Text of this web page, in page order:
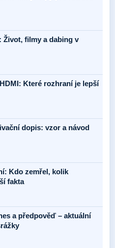
Život, filmy a dabing v
Které rozhraní je lepší
dopis: vzor a návod
Kdo zemřel, kolik
fakta
a předpověď – aktuální